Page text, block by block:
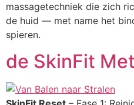
massagetechniek die zich
de huid — met name het
spieren.
de SkinFit